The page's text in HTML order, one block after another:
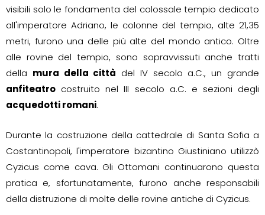
visibili solo le fondamenta del colossale tempio dedicato
all'imperatore Adriano, le colonne del tempio, alte 21,35
metri, furono una delle più alte del mondo antico. Oltre
alle rovine del tempio, sono sopravvissuti anche tratti
della mura della città del IV secolo a.C., un grande
anfiteatro costruito nel III secolo a.C. e sezioni degli
acquedotti romani.
Durante la costruzione della cattedrale di Santa Sofia a
Costantinopoli, l'imperatore bizantino Giustiniano utilizzò
Cyzicus come cava. Gli Ottomani continuarono questa
pratica e, sfortunatamente, furono anche responsabili
della distruzione di molte delle rovine antiche di Cyzicus.